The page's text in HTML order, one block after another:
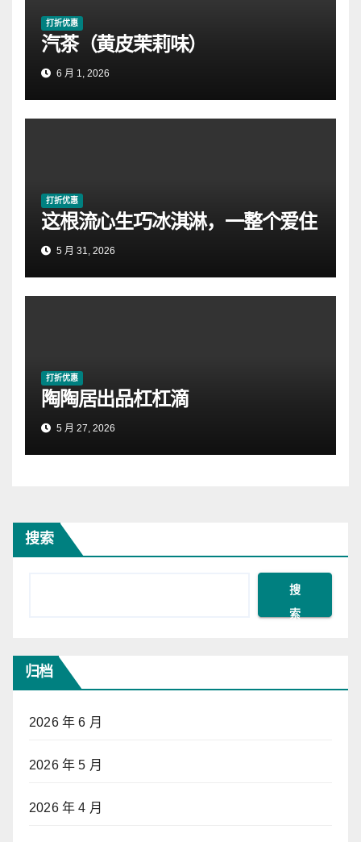
打折优惠
汽茶（黄皮茉莉味）
6 月 1, 2026
打折优惠
这根流心生巧冰淇淋，一整个爱住
5 月 31, 2026
打折优惠
陶陶居出品杠杠滴
5 月 27, 2026
搜索
搜
索
归档
2026 年 6 月
2026 年 5 月
2026 年 4 月